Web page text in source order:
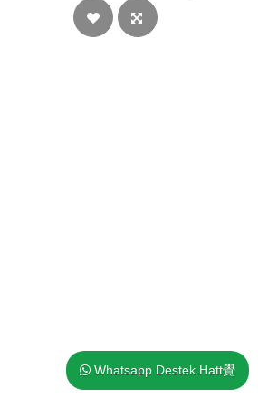
Whatsapp Destek Hatt覺